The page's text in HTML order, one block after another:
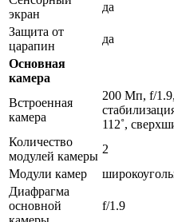
экран
да
Защита от
царапин
да
Основная
камера
Встроенная
камера
200 Мп, f/
112˚,
Количество
модулей камеры
2
Модули камер
Диафрагма
основной
f/1.9